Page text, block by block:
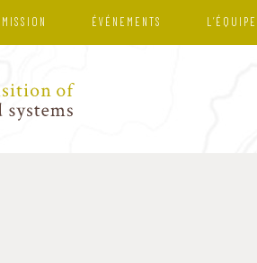
ÉVÉNEMENTS L’ÉQUIPE